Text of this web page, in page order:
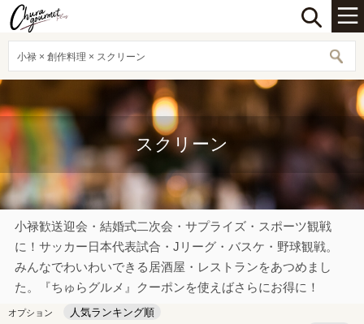
小禄 × 創作料理 × スクリーン
スクリーン
小禄歓送迎会・結婚式二次会・サプライズ・スポーツ観戦
に！サッカー日本代表試合・Jリーグ・バスケ・野球観戦。
みんなでわいわいできる居酒屋・レストランをあつめまし
た。『ちゅらグルメ』クーポンを使えばさらにお得に！
オプション 人気ランキング順